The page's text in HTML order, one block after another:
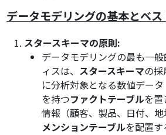
データモデリングの基本とベ
スタースキーマの原則:
データモデリングの最も一
ィスは、 スタースキーマの
に分析対象となる数値データ
を持つファクトテーブルを
情報（顧客、製品、日付、
メンションテーブルを配置す